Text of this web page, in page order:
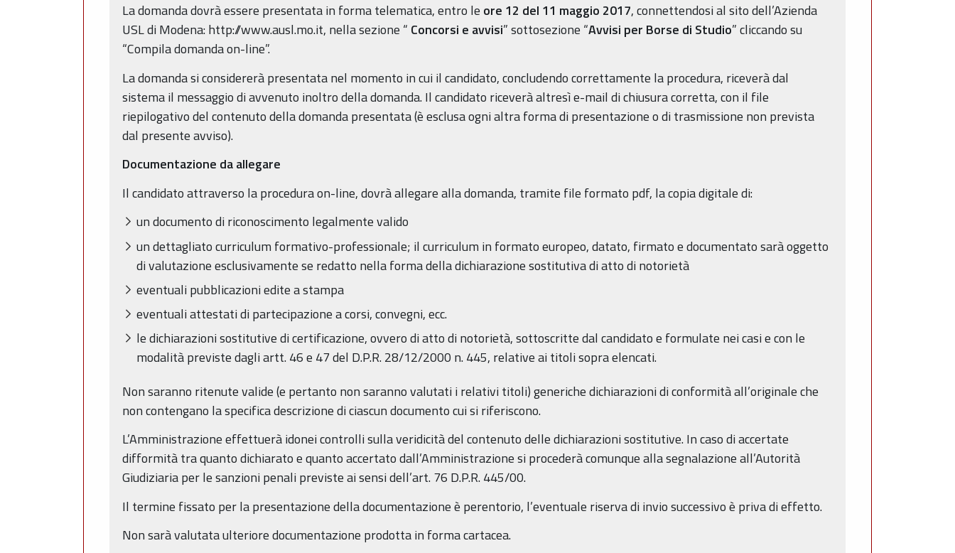
La domanda dovrà essere presentata in forma telematica, entro le ore 12 del 11 maggio 2017, connettendosi al sito dell’Azienda
USL di Modena: http://www.ausl.mo.it, nella sezione “ Concorsi e avvisi” sottosezione “Avvisi per Borse di Studio” cliccando su
“Compila domanda on-line”.
La domanda si considererà presentata nel momento in cui il candidato, concludendo correttamente la procedura, riceverà dal
sistema il messaggio di avvenuto inoltro della domanda. Il candidato riceverà altresì e-mail di chiusura corretta, con il file
riepilogativo del contenuto della domanda presentata (è esclusa ogni altra forma di presentazione o di trasmissione non prevista
dal presente avviso).
Documentazione da allegare
Il candidato attraverso la procedura on-line, dovrà allegare alla domanda, tramite file formato pdf, la copia digitale di:
un documento di riconoscimento legalmente valido
un dettagliato curriculum formativo-professionale; il curriculum in formato europeo, datato, firmato e documentato sarà oggetto
di valutazione esclusivamente se redatto nella forma della dichiarazione sostitutiva di atto di notorietà
eventuali pubblicazioni edite a stampa
eventuali attestati di partecipazione a corsi, convegni, ecc.
le dichiarazioni sostitutive di certificazione, ovvero di atto di notorietà, sottoscritte dal candidato e formulate nei casi e con le
modalità previste dagli artt. 46 e 47 del D.P.R. 28/12/2000 n. 445, relative ai titoli sopra elencati.
Non saranno ritenute valide (e pertanto non saranno valutati i relativi titoli) generiche dichiarazioni di conformità all’originale che
non contengano la specifica descrizione di ciascun documento cui si riferiscono.
L’Amministrazione effettuerà idonei controlli sulla veridicità del contenuto delle dichiarazioni sostitutive. In caso di accertate
difformità tra quanto dichiarato e quanto accertato dall’Amministrazione si procederà comunque alla segnalazione all’Autorità
Giudiziaria per le sanzioni penali previste ai sensi dell’art. 76 D.P.R. 445/00.
Il termine fissato per la presentazione della documentazione è perentorio, l’eventuale riserva di invio successivo è priva di effetto.
Non sarà valutata ulteriore documentazione prodotta in forma cartacea.